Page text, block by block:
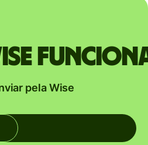
pela Wise